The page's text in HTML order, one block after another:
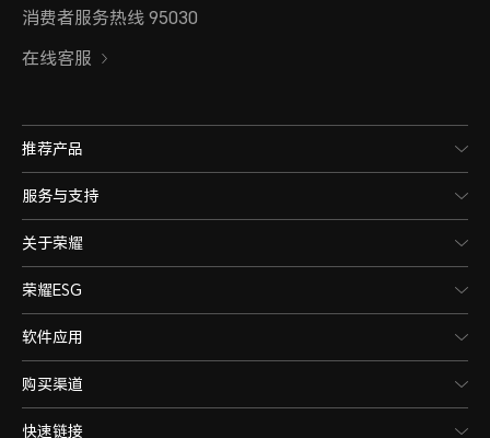
消费者服务热线 95030
在线客服
推荐产品
服务与支持
关于荣耀
荣耀ESG
软件应用
购买渠道
快速链接